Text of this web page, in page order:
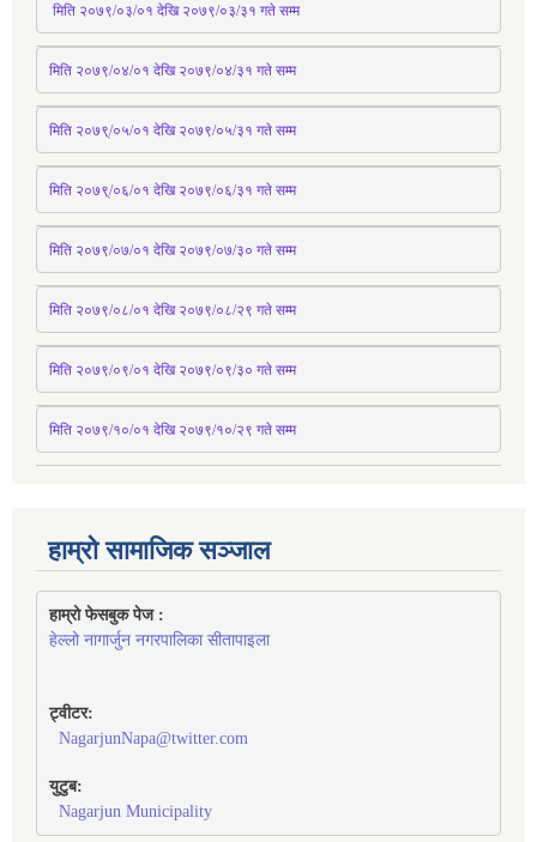
मिति २०७९/०३/०१ देखि २०७९/०३/३१ गते सम्म
मिति २०७९/०४/०१ देखि २०७९/०४/३१ गते सम्म
मिति २०७९्/०५/०१ देखि २०७९/०५/३१ गते सम्म
मिति २०७९्/०६/०१ देखि २०७९/०६/३१ गते सम्म
मिति २०७९/०७/०१ देखि २०७९/०७/३० गते सम्म
मिति २०७९/०८/०१ देखि २०७९/०८/२९ गते सम्म
मिति २०७९/०९/०१ देखि २०७९/०९/३० गते सम्म
मिति २०७९/१०/०१ देखि २०७९/१०/२९ गते सम्म
हाम्रो सामाजिक सञ्जाल
हाम्रो फेसबुक पेज :
हेल्लो नागार्जुन नगरपालिका सीतापाइला
ट्वीटर:
NagarjunNapa@twitter.com
युटुब:
Nagarjun Municipality